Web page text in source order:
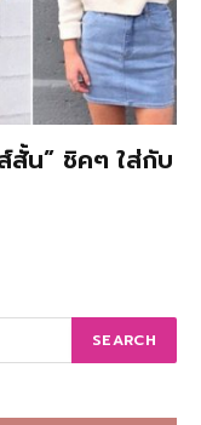
สั้น” ชิคๆ ใส่กับ